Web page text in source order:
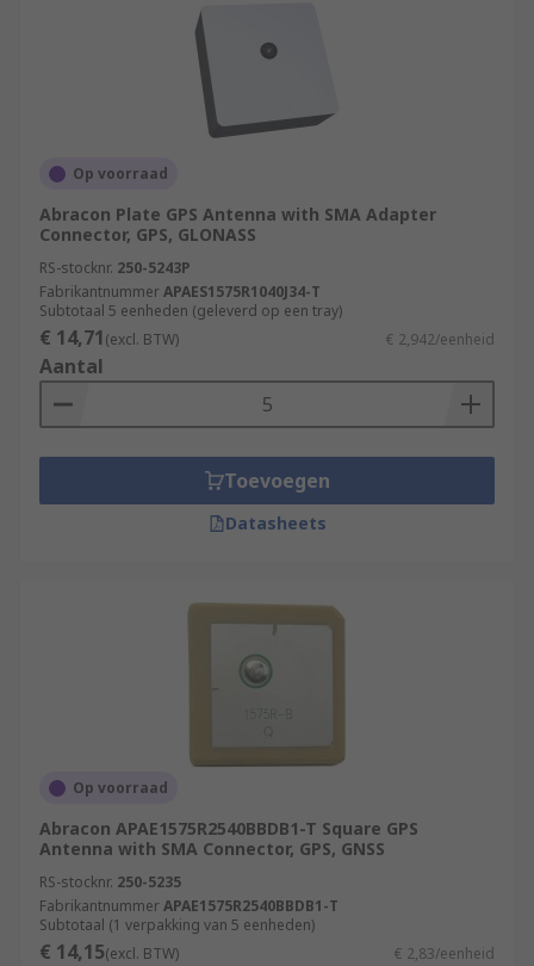
Op voorraad
Abracon Plate GPS Antenna with SMA Adapter
Connector, GPS, GLONASS
RS-stocknr. 250-5243P
FabrikantnummerAPAES1575R1040J34-T
Subtotaal 5 eenheden (geleverd op een tray)
€ 14,71(excl. BTW) € 2,942/eenheid
Aantal
Toevoegen
Datasheets
Op voorraad
Abracon APAE1575R2540BBDB1-T Square GPS
Antenna with SMA Connector, GPS, GNSS
RS-stocknr. 250-5235
FabrikantnummerAPAE1575R2540BBDB1-T
Subtotaal (1 verpakking van 5 eenheden)
€ 14,15(excl. BTW) € 2,83/eenheid